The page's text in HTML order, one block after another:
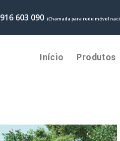
916 603 090 (Chamada para rede móvel
Início Produtos